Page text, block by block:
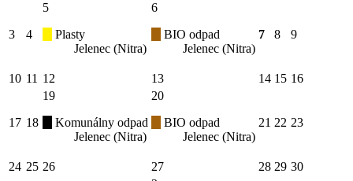
3 4
5
Plasty
Jelenec (Nitra)
6
BIO odpad
Jelenec (Nitra)
7 8 9
10 11 12 13 14 15 16
17 18
19
Komunálny odpad
Jelenec (Nitra)
20
BIO odpad
Jelenec (Nitra)
21 22 23
24 25 26 27 28 29 30